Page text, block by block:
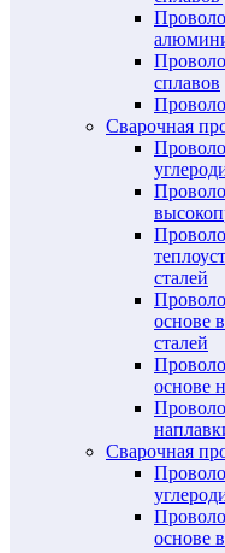
сплавов
Сварочная
сталей
основе
сталей
основе
Сварочная
основе